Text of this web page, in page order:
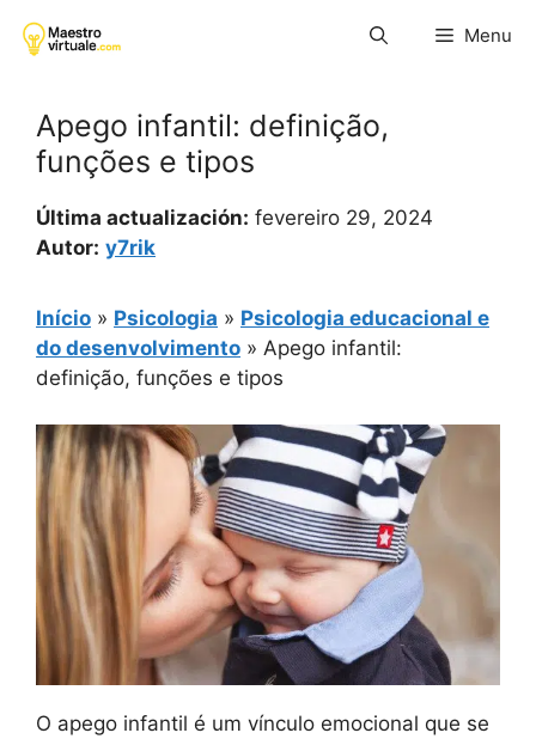
para
Menu
Apego infantil: definição,
funções e tipos
Última actualización: fevereiro 29, 2024
Autor: y7rik
Início » Psicologia » Psicologia educacional e
do desenvolvimento » Apego infantil:
definição, funções e tipos
O apego infantil é um vínculo emocional que se